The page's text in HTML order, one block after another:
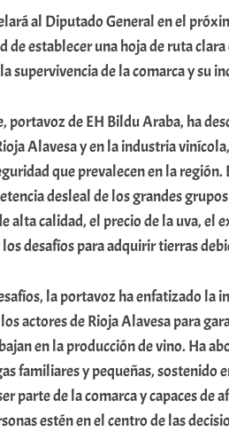
al Diputado General en el
de establecer una hoja de ruta
supervivencia de la comarca y su
portavoz de EH Bildu Araba, ha
Alavesa y en la industria
que prevalecen en la región.
desleal de los grandes
alta calidad, el precio de la uva, el
desafíos para adquirir tierras
la portavoz ha enfatizado la
actores de Rioja Alavesa para
en la producción de vino. Ha
familiares y pequeñas, sostenido
parte de la comarca y capaces de
estén en el centro de las